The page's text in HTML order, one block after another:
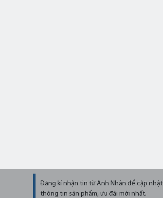
Đăng kí nhận tin từ Anh Nhân để cập nhật
thông tin sản phẩm, ưu đãi mới nhất.